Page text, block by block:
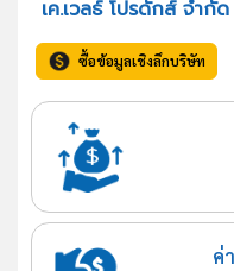
เค.เวลธ์ โปรดักส์ จำกัด
ซื้อข้อมูลเชิงลึกบริษัท
ค่